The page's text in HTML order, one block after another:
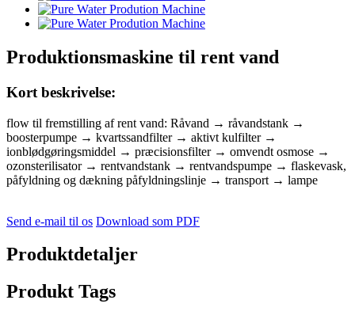
Produktionsmaskine til rent vand
Kort beskrivelse:
flow til fremstilling af rent vand: Råvand → råvandstank →
boosterpumpe → kvartssandfilter → aktivt kulfilter →
ionblødgøringsmiddel → præcisionsfilter → omvendt osmose →
ozonsterilisator → rentvandstank → rentvandspumpe → flaskevask,
påfyldning og dækning påfyldningslinje → transport → lampe
Send e-mail til os Download som PDF
Produktdetaljer
Produkt Tags